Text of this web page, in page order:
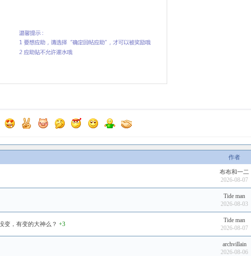
作者
布布和一二
2026-08-07
Tide man
2026-08-03
变，有变的大神么？ +3
Tide man
2026-08-07
archvillain
2026-08-06